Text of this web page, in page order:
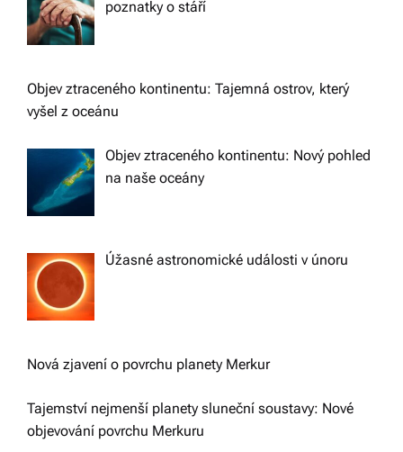
poznatky o stáří
Objev ztraceného kontinentu: Tajemná ostrov, který
vyšel z oceánu
Objev ztraceného kontinentu: Nový pohled
na naše oceány
Úžasné astronomické události v únoru
Nová zjavení o povrchu planety Merkur
Tajemství nejmenší planety sluneční soustavy: Nové
objevování povrchu Merkuru